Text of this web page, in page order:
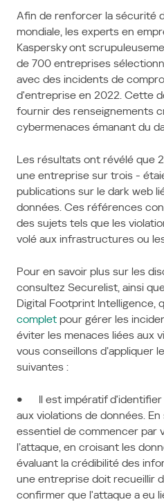
Afin de renforcer la sécurité
mondiale, les experts en
Kaspersky ont
de 700 entreprises
avec des incidents de
d'entreprise en 2022. Cette
fournir des renseignements
cybermenaces émanant du
Les résultats ont révélé que
une entreprise sur trois -
publications sur le dark web
données. Ces références
des sujets tels que les
volé aux infrastructures ou
Pour en savoir plus sur les
consultez Securelist, ainsi
Digital Footprint Intelligence,
complet pour gérer les
éviter les menaces liées aux
vous conseillons d’appliquer
suivantes :
● Il est impératif d'identifier
aux violations de données.
essentiel de commencer par
l’attaque, en croisant les
évaluant la crédibilité des
une entreprise doit recueillir
confirmer que l'attaque a eu